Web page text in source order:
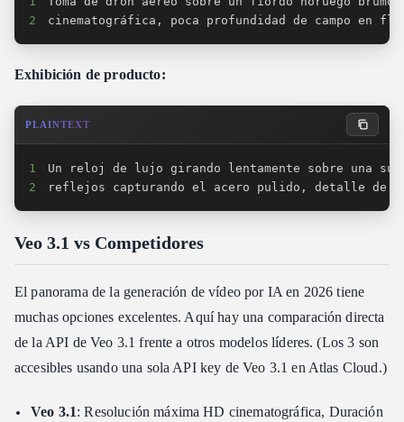
2
cinematográfica, poca profundidad de campo en
Exhibición de producto:
PLAINTEXT
1
2
reflejos capturando el acero pulido, detalle de
Veo 3.1 vs Competidores
El panorama de la generación de vídeo por IA en 2026 tiene
muchas opciones excelentes. Aquí hay una comparación directa
de la API de Veo 3.1 frente a otros modelos líderes. (Los 3 son
accesibles usando una sola API key de Veo 3.1 en Atlas Cloud.)
Veo 3.1: Resolución máxima HD cinematográfica, Duración